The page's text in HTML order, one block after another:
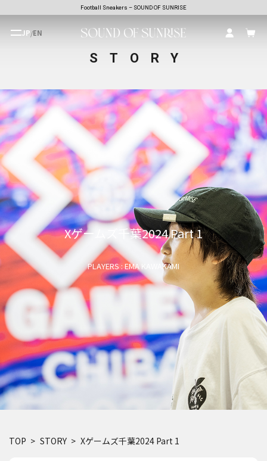
Football Sneakers – SOUND OF SUNRISE
JP/EN
STORY
Xゲームズ千葉2024 Part 1
PLAYERS : EMA KAWAKAMI
TOP STORY Xゲームズ千葉2024 Part 1